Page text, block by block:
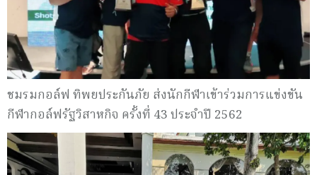
ชมรมกอล์ฟ ทิพยประกันภัย ส่งนักกีฬาเข้าร่วมการแข่งขัน
กีฬากอล์ฟรัฐวิสาหกิจ ครั้งที่ 43 ประจำปี 2562